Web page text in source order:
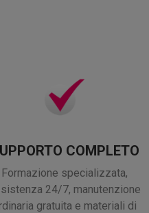
COMPLETO
Formazione specializzata,
24/7, manutenzione
gratuita e materiali di